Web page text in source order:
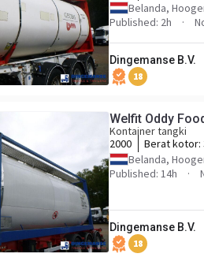
Belanda,
Published: 2h
Dingemanse B.V.
18
Welfit Oddy
Kontainer tangki
2000
Berat kotor:
Belanda,
Published: 14h
Dingemanse B.V.
18